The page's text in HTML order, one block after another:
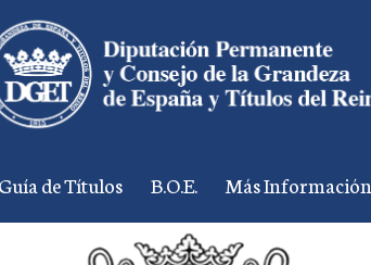
Guía de Títulos B.O.E. Más Información